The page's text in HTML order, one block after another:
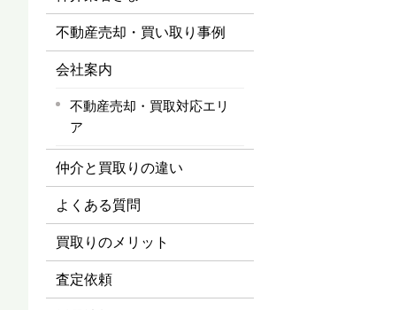
不動産売却・買い取り事例
会社案内
不動産売却・買取対応エリ
ア
仲介と買取りの違い
よくある質問
買取りのメリット
査定依頼